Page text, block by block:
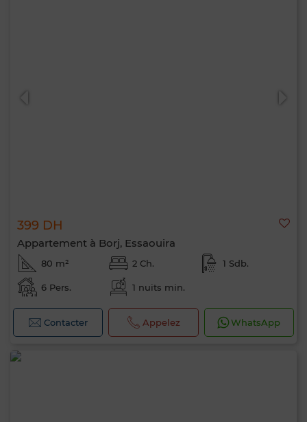
399 DH
Appartement à Borj, Essaouira
80 m² 2 Ch. 1 Sdb.
6 Pers. 1 nuits min.
Contacter Appelez WhatsApp